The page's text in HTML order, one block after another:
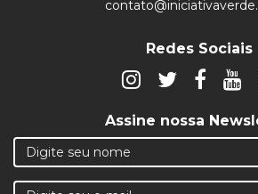
Redes Sociais
Assine nossa